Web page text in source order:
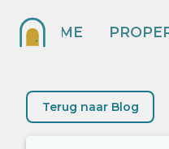
HOME
Terug naar Blog